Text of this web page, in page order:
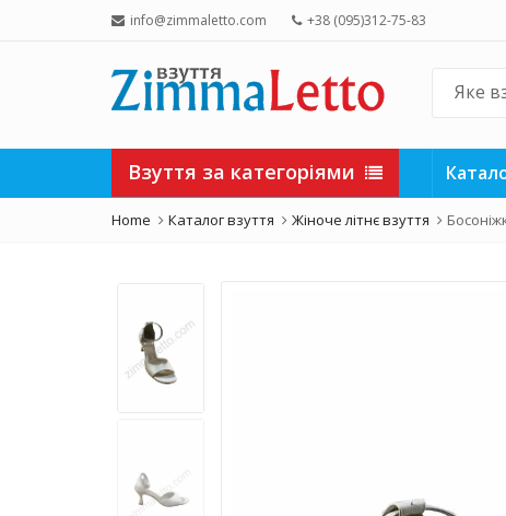
info@zimmaletto.com +38 (095)312-75-83
Взуття за категоріями
Home Каталог взуття Жіноче літнє взуття